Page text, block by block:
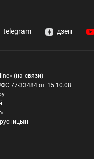
telegram дзен
(на связи)
77-33484 от 15.10.08